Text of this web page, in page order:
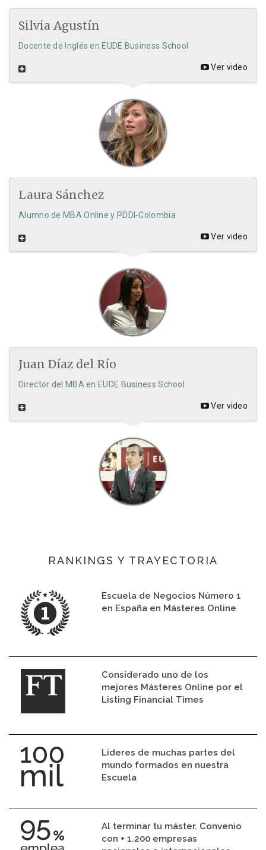
Silvia Agustín
Docente de Inglés en EUDE Business School
Ver video
Laura Sánchez
Alumno de MBA Online y PDDI-Colombia
Ver video
Juan Díaz del Río
Director del MBA en EUDE Business School
Ver video
RANKINGS Y TRAYECTORIA
Escuela de Negocios Número 1
en España en Másteres Online
Considerado uno de los
mejores Másteres Online por el
Listing Financial Times
Líderes de muchas partes del
mundo formados en nuestra
Escuela
Al terminar tu máster. Convenio
con + 1.200 empresas